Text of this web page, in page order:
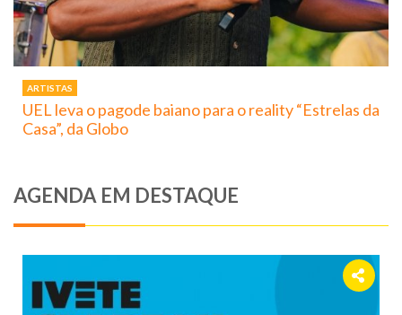
ARTISTAS
UEL leva o pagode baiano para o reality “Estrelas da
Casa”, da Globo
AGENDA EM DESTAQUE